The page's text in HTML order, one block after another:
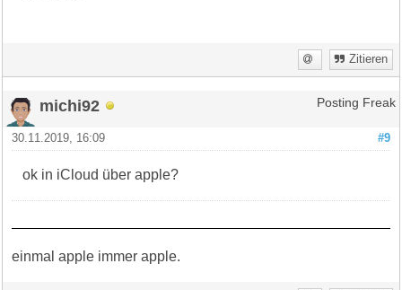
Zitieren
michi92 Posting Freak
#9
30.11.2019, 16:09
ok in iCloud über apple?
einmal apple immer apple.